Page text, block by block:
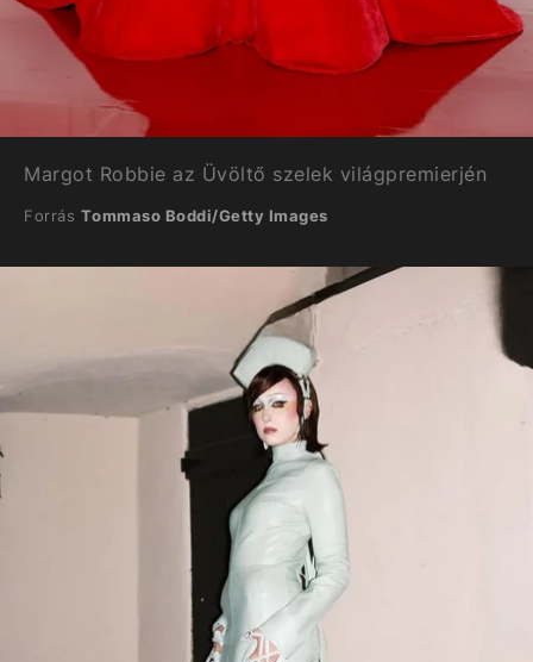
Margot Robbie az Üvöltő szelek világpremierjén
Forrás Tommaso Boddi/Getty Images